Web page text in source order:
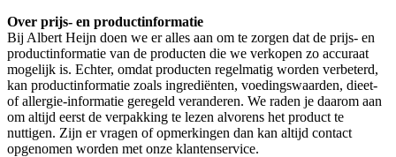
Over prijs- en productinformatie
Bij Albert Heijn doen we er alles aan om te zorgen dat de prijs- en
productinformatie van de producten die we verkopen zo accuraat
mogelijk is. Echter, omdat producten regelmatig worden verbeterd,
kan productinformatie zoals ingrediënten, voedingswaarden, dieet-
of allergie-informatie geregeld veranderen. We raden je daarom aan
om altijd eerst de verpakking te lezen alvorens het product te
nuttigen. Zijn er vragen of opmerkingen dan kan altijd contact
opgenomen worden met onze klantenservice.